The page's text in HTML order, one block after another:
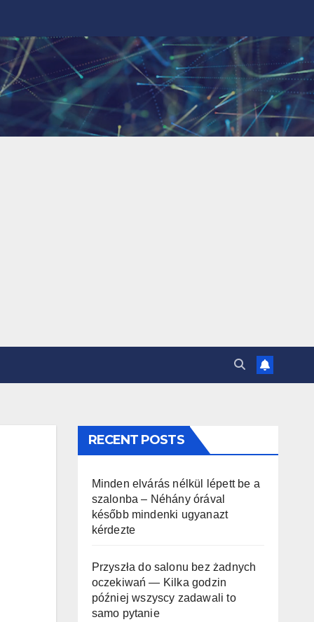
RECENT POSTS
Minden elvárás nélkül lépett be a
szalonba – Néhány órával
később mindenki ugyanazt
kérdezte
Przyszła do salonu bez żadnych
oczekiwań — Kilka godzin
później wszyscy zadawali to
samo pytanie